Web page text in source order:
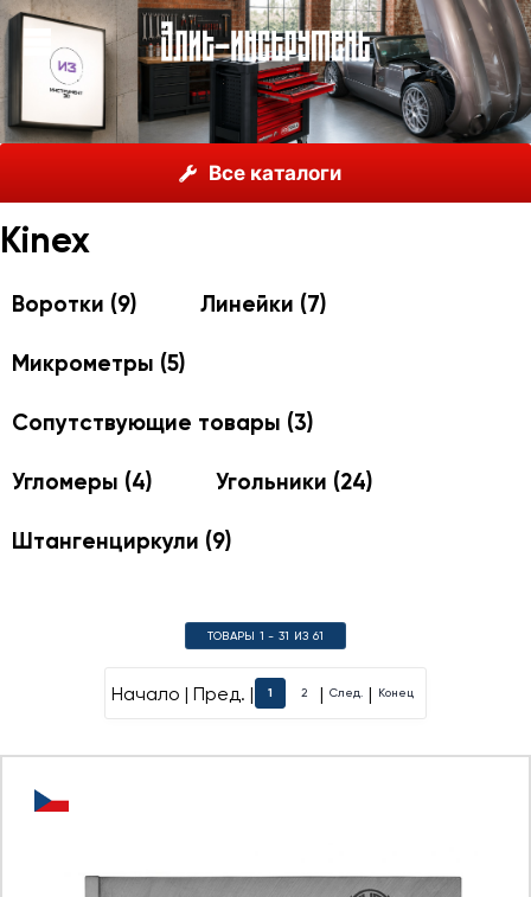
Все каталоги
Kinex
Kinex
Воротки (9) Линейки (7)
Микрометры (5)
Сопутствующие товары (3)
Угломеры (4) Угольники (24)
Штангенциркули (9)
ТОВАРЫ 1 - 31 ИЗ 61
Начало | Пред. | 1 2 | След. | Конец